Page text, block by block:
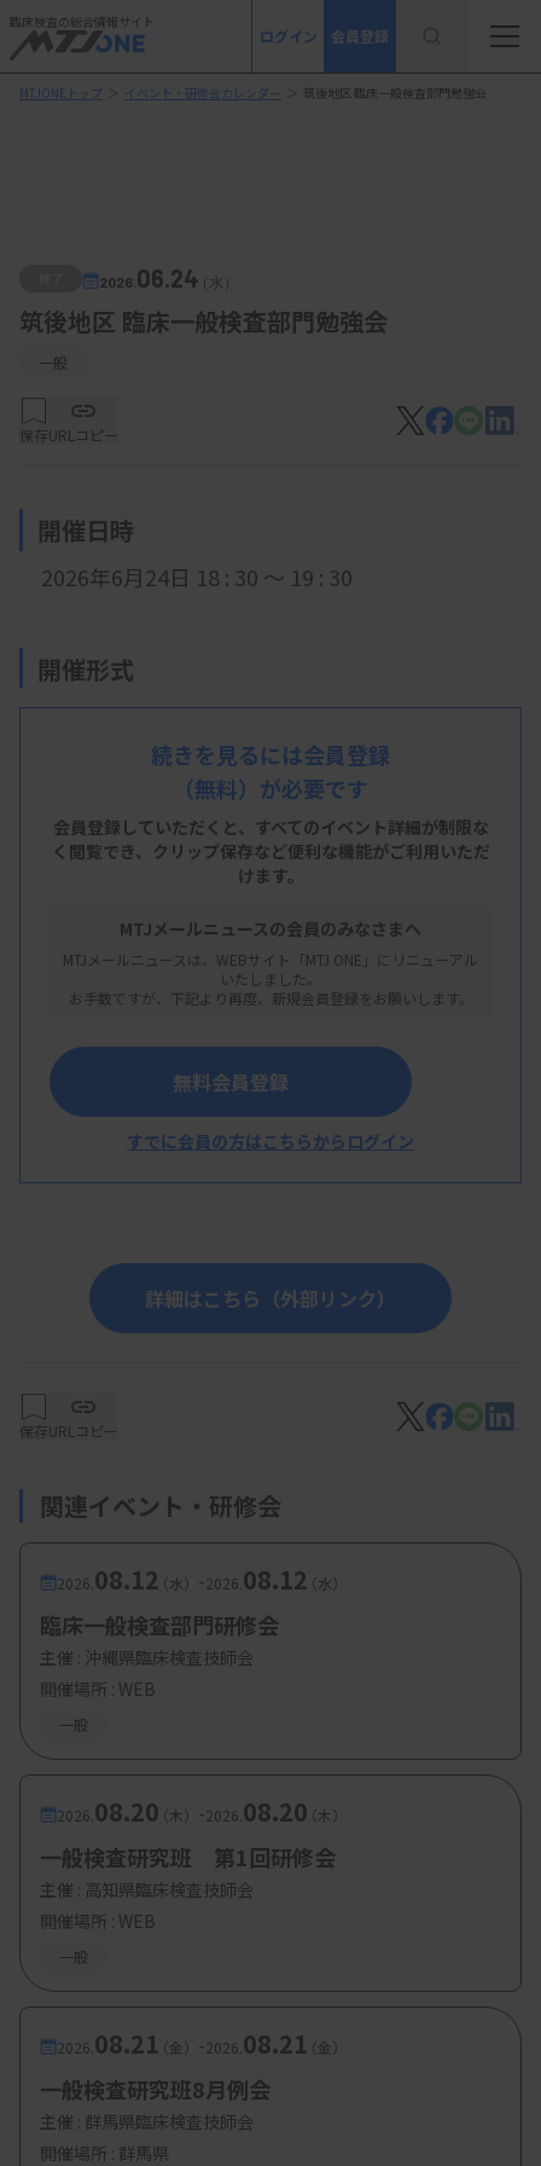
臨床検査の総合情報サイト
ログイン 会員登録
MTJONEトップ ＞ イベント・研修会カレンダー ＞ 筑後地区 臨床一般検査部門勉強会
2026. 06.24（水）
筑後地区 臨床一般検査部門勉強会
一般
保存URLコピー
開催日時
2026年6月24日 18 : 30 ～ 19 : 30
開催形式
LIVE配信
主 催
福岡県臨床衛生検査技師会
概 要
・内容：尿定性検査の基礎
赤時廣子技師（医療法人社団 高邦会 高木病
詳細はこちら（外部リンク）
続きを見るには会員登録
（無料）が必要です
会員登録していただくと、すべてのイベント詳細が制限な
く閲覧でき、 クリップ保存など便利な機能がご利用いただ
けます。
MTJメールニュースの会員のみなさまへ
MTJメールニュースは、WEBサイト「MTJ ONE」にリニューアル
いたしました。
お手数ですが、下記より再度、新規会員登録をお願いします。
無料会員登録
すでに会員の方はこちらからログイン
保存URLコピー
関連イベント・研修会
2026. 08.12（水） -2026. 08.12（水）
臨床一般検査部門研修会
主催 : 沖縄県臨床検査技師会
開催場所 : WEB
一般
2026. 08.20（木） -2026. 08.20（木）
一般検査研究班 第1回研修会
主催 : 高知県臨床検査技師会
開催場所 : WEB
一般
2026. 08.21（金） -2026. 08.21（金）
一般検査研究班8月例会
主催 : 群馬県臨床検査技師会
開催場所 : 群馬県